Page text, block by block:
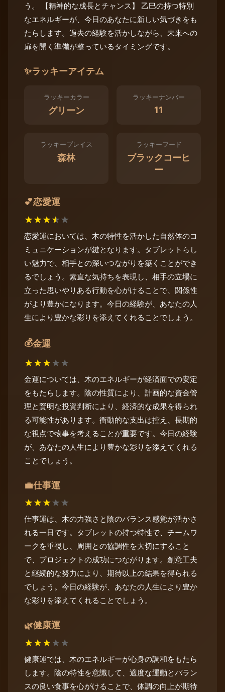
う。 【精神的な成長とチャンス】 乙巳の持つ特別
なエネルギーが、今日のあなたに新しい気づきをも
たらします。過去の経験を活かしながら、未来への
扉を開く準備が整っているタイミングです。
✨ラッキーアイテム
ラッキーカラー
グリーン
ラッキーナンバー
11
ラッキープレイス
森林
ラッキーフード
ブラックコーヒ
ー
💕恋愛運
★★★★★
恋愛運においては、木の特性を活かした自然体のコ
ミュニケーションが鍵となります。タブレットらし
い魅力で、相手との深いつながりを築くことができ
るでしょう。素直な気持ちを表現し、相手の立場に
立った思いやりある行動を心がけることで、関係性
がより豊かになります。今日の経験が、あなたの人
生により豊かな彩りを添えてくれることでしょう。
💰金運
★★★★★
金運については、木のエネルギーが経済面での安定
をもたらします。陰の性質により、計画的な資金管
理と賢明な投資判断により、経済的な成果を得られ
る可能性があります。衝動的な支出は控え、長期的
な視点で物事を考えることが重要です。今日の経験
が、あなたの人生により豊かな彩りを添えてくれる
ことでしょう。
💼仕事運
★★★★★
仕事運は、木の力強さと陰のバランス感覚が活かさ
れる一日です。タブレットの持つ特性で、チームワ
ークを重視し、周囲との協調性を大切にすること
で、プロジェクトの成功につながります。創意工夫
と継続的な努力により、期待以上の結果を得られる
でしょう。今日の経験が、あなたの人生により豊か
な彩りを添えてくれることでしょう。
🌿健康運
★★★★★
健康運では、木のエネルギーが心身の調和をもたら
します。陰の特性を意識して、適度な運動とバラン
スの良い食事を心がけることで、体調の向上が期待